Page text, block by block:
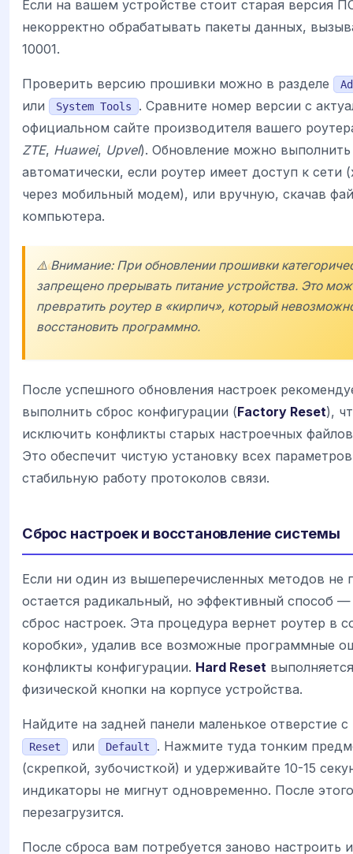
Если на вашем устройстве стоит старая версия
некорректно обрабатывать пакеты данных,
10001.
Проверить версию прошивки можно в разделе
или System Tools
. Сравните номер версии с
официальном сайте производителя вашего
ZTE, Huawei, Upvel). Обновление можно выполнить
автоматически, если роутер имеет доступ к сети
через мобильный модем), или вручную, скачав
компьютера.
⚠️ Внимание: При обновлении прошивки
запрещено прерывать питание устройства. Это
превратить роутер в «кирпич», который
восстановить программно.
После успешного обновления настроек
выполнить сброс конфигурации (Factory Reset),
исключить конфликты старых настроечных
Это обеспечит чистую установку всех
стабильную работу протоколов связи.
Сброс настроек и восстановление системы
Если ни один из вышеперечисленных методов не
остается радикальный, но эффективный способ
сброс настроек. Эта процедура вернет роутер в
коробки», удалив все возможные программные
конфликты конфигурации. Hard Reset
физической кнопки на корпусе устройства.
Найдите на задней панели маленькое отверстие
Reset или Default
. Нажмите туда тонким
(скрепкой, зубочисткой) и удерживайте 10-15
индикаторы не мигнут одновременно. После
перезагрузится.
После сброса вам потребуется заново настроить